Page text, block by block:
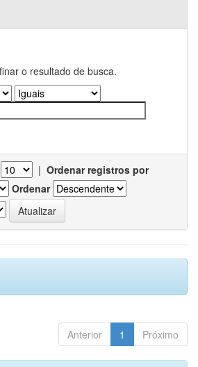
o resultado de busca.
| Ordenar registros por
Ordenar
Anterior 1 Próximo